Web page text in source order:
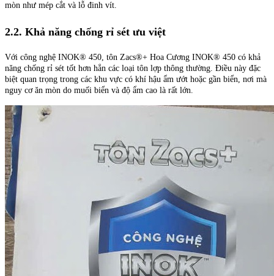
mòn như mép cắt và lỗ đinh vít.
2.2. Khả năng chống rỉ sét ưu việt
Với công nghệ INOK® 450, tôn Zacs®+ Hoa Cương INOK® 450 có khả
năng chống rỉ sét tốt hơn hẳn các loại tôn lợp thông thường. Điều này đặc
biệt quan trọng trong các khu vực có khí hậu ẩm ướt hoặc gần biển, nơi mà
nguy cơ ăn mòn do muối biển và độ ẩm cao là rất lớn.